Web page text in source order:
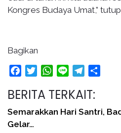
Kongres Budaya Umat,”
Bagikan
FacebookTwitterWhatsApp
Line Telegram
BERITA TERKAIT:
Semarakkan Hari Santri,
Gelar…